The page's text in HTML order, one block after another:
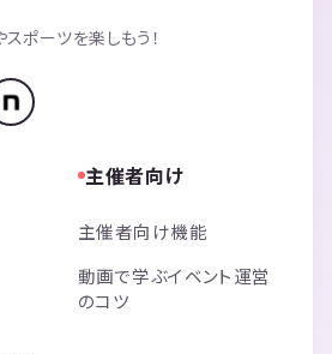
ポーツを楽しもう！
主催者向け
主催者向け機能
動画で学ぶイベント運営
のコツ